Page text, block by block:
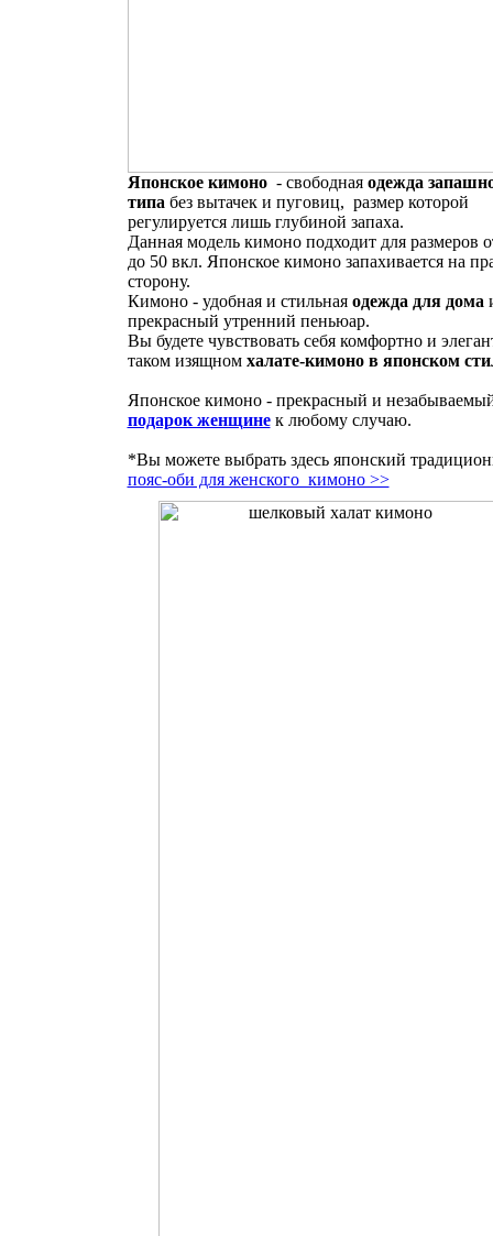
Японское кимоно - свободная одежда
типа без вытачек и пуговиц, размер которой
регулируется лишь глубиной запаха.
Данная модель кимоно подходит для размеров
до 50 вкл. Японское кимоно запахивается на
сторону.
Кимоно - удобная и стильная одежда для дома
прекрасный утренний пеньюар.
Вы будете чувствовать себя комфортно и
таком изящном халате-кимоно в японском
Японское кимоно - прекрасный и
подарок женщинек любому случаю.
*Вы можете выбрать здесь японский
пояс-оби для женского кимоно >>